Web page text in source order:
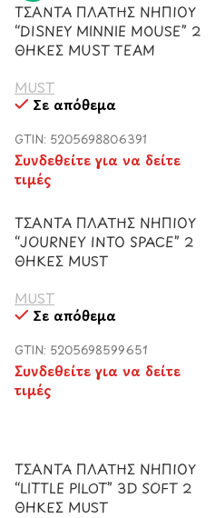
ΤΣΑΝΤΑ ΠΛΑΤΗΣ ΝΗΠΙΟΥ
“DISNEY MINNIE MOUSE” 2
ΘΗΚΕΣ MUST TEAM
MUST
Σε απόθεμα
GTIN: 5205698806391
Συνδεθείτε για να δείτε
τιμές
ΤΣΑΝΤΑ ΠΛΑΤΗΣ ΝΗΠΙΟΥ
“JOURNEY INTO SPACE” 2
ΘΗΚΕΣ MUST
MUST
Σε απόθεμα
GTIN: 5205698599651
Συνδεθείτε για να δείτε
τιμές
ΤΣΑΝΤΑ ΠΛΑΤΗΣ ΝΗΠΙΟΥ
“LITTLE PILOT” 3D SOFT 2
ΘΗΚΕΣ MUST